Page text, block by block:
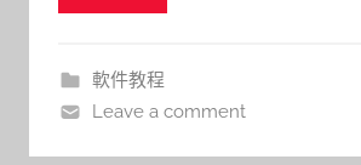
軟件教程
Leave a comment